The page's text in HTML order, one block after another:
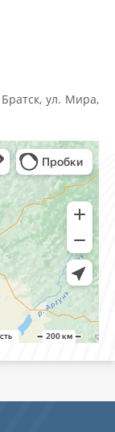
ул. Мира,